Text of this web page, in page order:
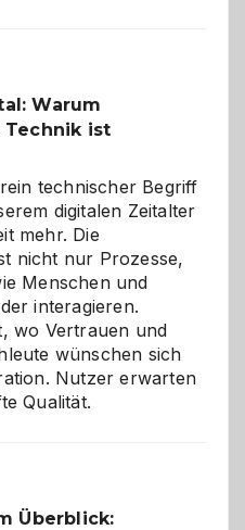
Warum
Technik ist
technischer Begriff
digitalen Zeitalter
mehr. Die
nicht nur Prozesse,
Menschen und
interagieren.
wo Vertrauen und
wünschen sich
Nutzer erwarten
Qualität.
Überblick: